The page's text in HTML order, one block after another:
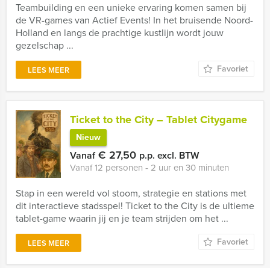
Teambuilding en een unieke ervaring komen samen bij
de VR-games van Actief Events! In het bruisende Noord-
Holland en langs de prachtige kustlijn wordt jouw
gezelschap ...
LEES MEER Favoriet
Ticket to the City – Tablet Citygame
Nieuw
Vanaf€ 27,50 p.p. excl. BTW
Vanaf 12 personen ‐ 2 uur en 30 minuten
Stap in een wereld vol stoom, strategie en stations met
dit interactieve stadsspel! Ticket to the City is de ultieme
tablet-game waarin jij en je team strijden om het ...
LEES MEER Favoriet